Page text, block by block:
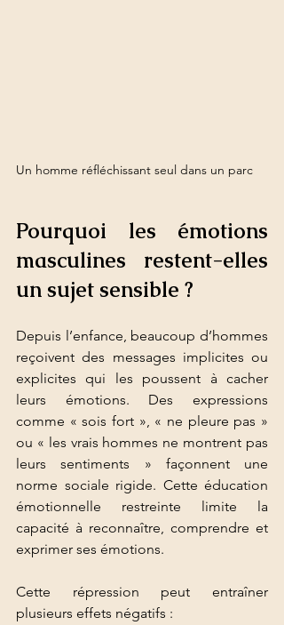
Un homme réfléchissant seul dans un parc
Pourquoi les émotions
masculines restent-elles
un sujet sensible ?
Depuis l’enfance, beaucoup d’hommes
reçoivent des messages implicites ou
explicites qui les poussent à cacher
leurs émotions. Des expressions
comme « sois fort », « ne pleure pas »
ou « les vrais hommes ne montrent pas
leurs sentiments » façonnent une
norme sociale rigide. Cette éducation
émotionnelle restreinte limite la
capacité à reconnaître, comprendre et
exprimer ses émotions.
Cette répression peut entraîner
plusieurs effets négatifs :